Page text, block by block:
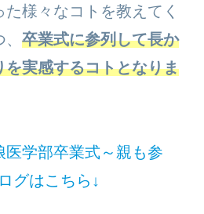
様々なコトを教えてく
卒業式に参列して長か
を実感するコトとなりま
医学部卒業式～親も参
グはこちら↓